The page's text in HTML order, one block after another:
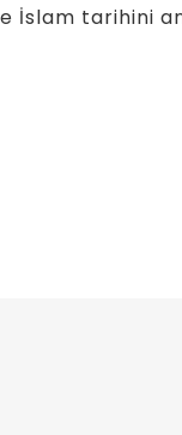
İslam tarihini